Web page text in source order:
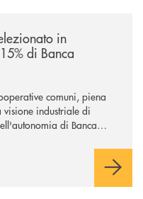
in
di Banca
comuni, piena
industriale di
di Banca
dell’operazione.